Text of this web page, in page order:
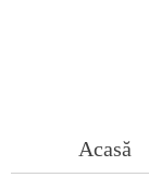
Acasă